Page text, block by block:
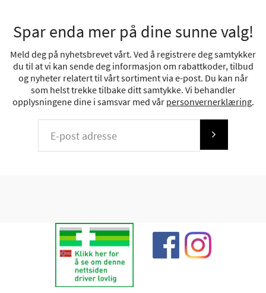
Spar enda mer på dine sunne valg!
Meld deg på nyhetsbrevet vårt. Ved å registrere deg samtykker
du til at vi kan sende deg informasjon om rabattkoder, tilbud
og nyheter relatert til vårt sortiment via e-post. Du kan når
som helst trekke tilbake ditt samtykke. Vi behandler
opplysningene dine i samsvar med vår personvernerklæring.